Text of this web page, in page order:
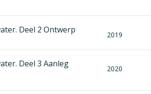
Deel 2 Ontwerp 2019
Deel 3 Aanleg 2020